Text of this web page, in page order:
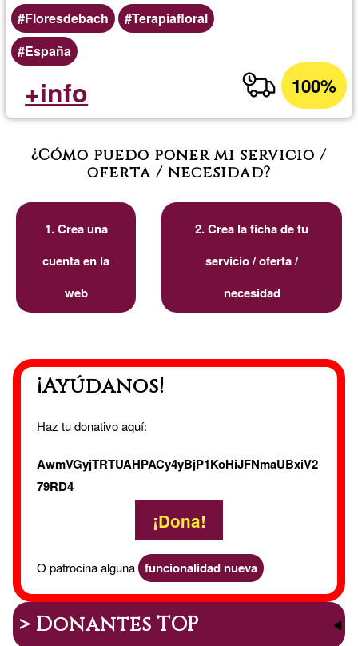
Floresdebach
Terapiafloral
España
100%
+info
¿Cómo puedo poner mi servicio /
oferta / necesidad?
1. Crea una
cuenta en la
web
2. Crea la ficha de tu
servicio / oferta /
necesidad
¡Ayúdanos!
Haz tu donativo aquí:
AwmVGyjTRTUAHPACy4yBjP1KoHiJFNmaUBxiV2
79RD4
¡Dona!
O patrocina alguna funcionalidad nueva
> Donantes TOP